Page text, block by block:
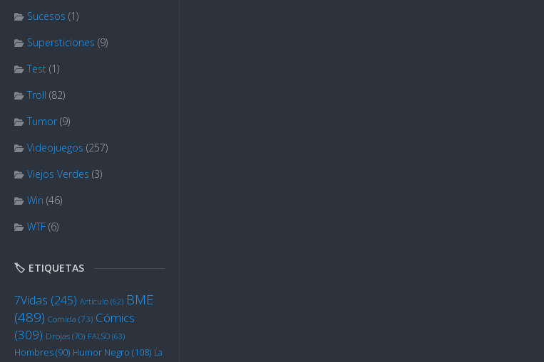
Sucesos (1)
Supersticiones (9)
Test (1)
Troll (82)
Tumor (9)
Videojuegos (257)
Viejos Verdes (3)
Win (46)
WTF (6)
🏷️ ETIQUETAS
7Vidas (245) Artículo (62) BME
(489) Comida (73) Cómics
(309) Drojas (70) FALSO (63)
Hombres(90) Humor Negro (108) La